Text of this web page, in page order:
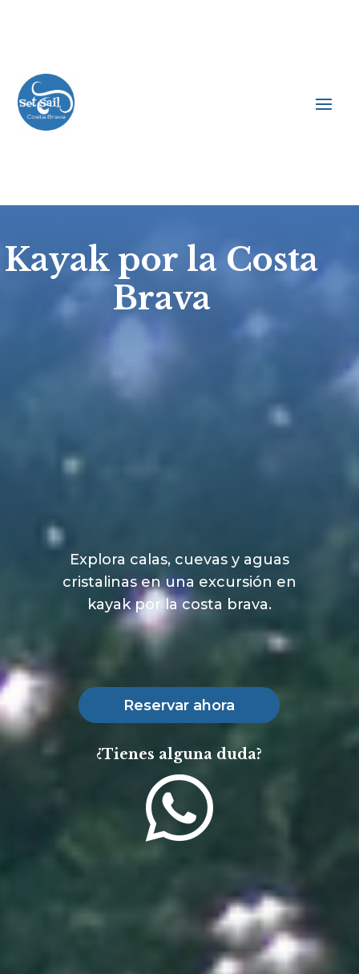
Kayak por la Costa
Brava
Explora calas, cuevas y aguas
cristalinas en una excursión en
kayak por la costa brava.
Reservar ahora

¿Tienes alguna duda?